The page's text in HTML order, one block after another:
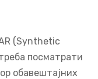
(Synthetic
посматрати
обавештајних